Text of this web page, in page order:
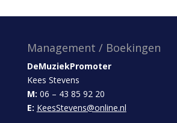
Management / Boekingen
DeMuziekPromoter
Kees Stevens
M: 06 – 43 85 92 20
E: KeesStevens@online.nl